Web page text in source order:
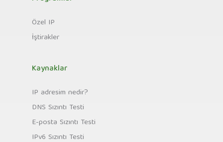
Özel IP
İştirakler
Kaynaklar
IP adresim nedir?
DNS Sızıntı Testi
E-posta Sızıntı Testi
IPv6 Sızıntı Testi